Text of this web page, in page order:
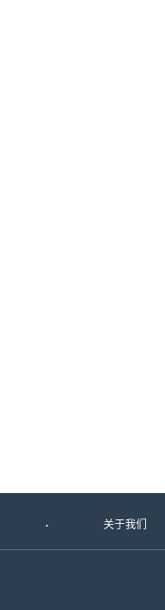
关于我们